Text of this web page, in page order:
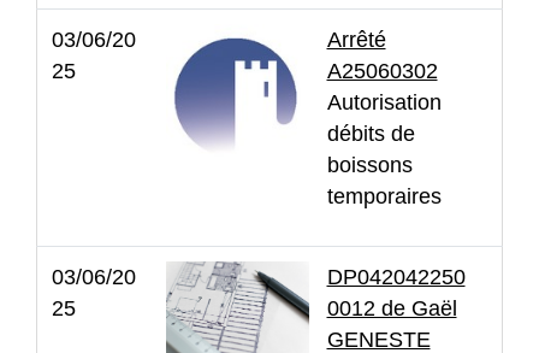
03/06/20
25
Arrêté
A25060302
Autorisation
débits de
boissons
temporaires
03/06/20
25
DP042042250
0012 de Gaël
GENESTE